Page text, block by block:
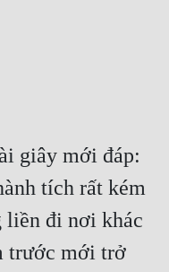
giây mới đáp:
tích rất kém
liền đi nơi khác
trước mới trở